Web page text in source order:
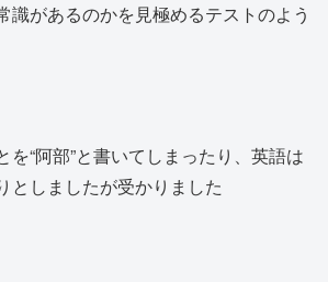
識があるのかを見極めるテストのよう
を“阿部”と書いてしまったり、英語は
としましたが受かりました